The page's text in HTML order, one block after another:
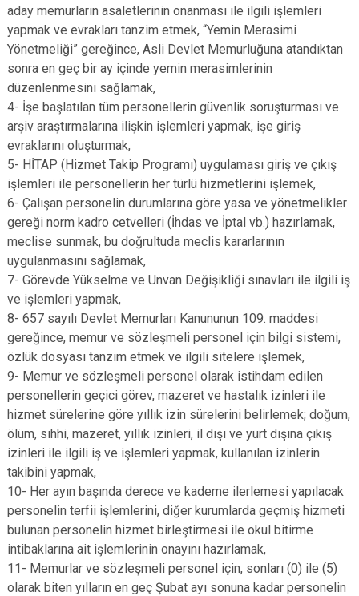
aday memurların asaletlerinin onanması ile ilgili işlemleri
yapmak ve evrakları tanzim etmek, “Yemin Merasimi
Yönetmeliği” gereğince, Asli Devlet Memurluğuna atandıktan
sonra en geç bir ay içinde yemin merasimlerinin
düzenlenmesini sağlamak,
4- İşe başlatılan tüm personellerin güvenlik soruşturması ve
arşiv araştırmalarına ilişkin işlemleri yapmak, işe giriş
evraklarını oluşturmak,
5- HİTAP (Hizmet Takip Programı) uygulaması giriş ve çıkış
işlemleri ile personellerin her türlü hizmetlerini işlemek,
6- Çalışan personelin durumlarına göre yasa ve yönetmelikler
gereği norm kadro cetvelleri (İhdas ve İptal vb.) hazırlamak,
meclise sunmak, bu doğrultuda meclis kararlarının
uygulanmasını sağlamak,
7- Görevde Yükselme ve Unvan Değişikliği sınavları ile ilgili iş
ve işlemleri yapmak,
8- 657 sayılı Devlet Memurları Kanununun 109. maddesi
gereğince, memur ve sözleşmeli personel için bilgi sistemi,
özlük dosyası tanzim etmek ve ilgili sitelere işlemek,
9- Memur ve sözleşmeli personel olarak istihdam edilen
personellerin geçici görev, mazeret ve hastalık izinleri ile
hizmet sürelerine göre yıllık izin sürelerini belirlemek; doğum,
ölüm, sıhhi, mazeret, yıllık izinleri, il dışı ve yurt dışına çıkış
izinleri ile ilgili iş ve işlemleri yapmak, kullanılan izinlerin
takibini yapmak,
10- Her ayın başında derece ve kademe ilerlemesi yapılacak
personelin terfii işlemlerini, diğer kurumlarda geçmiş hizmeti
bulunan personelin hizmet birleştirmesi ile okul bitirme
intibaklarına ait işlemlerinin onayını hazırlamak,
11- Memurlar ve sözleşmeli personel için, sonları (0) ile (5)
olarak biten yılların en geç Şubat ayı sonuna kadar personelin